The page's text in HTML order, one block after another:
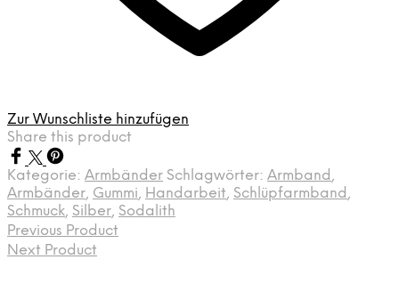
Zur Wunschliste hinzufügen
Share this product
Kategorie: Armbänder Schlagwörter: Armband ,
Armbänder, Gummi, Handarbeit, Schlüpfarmband ,
Schmuck, Silber, Sodalith
Previous Product
Next Product